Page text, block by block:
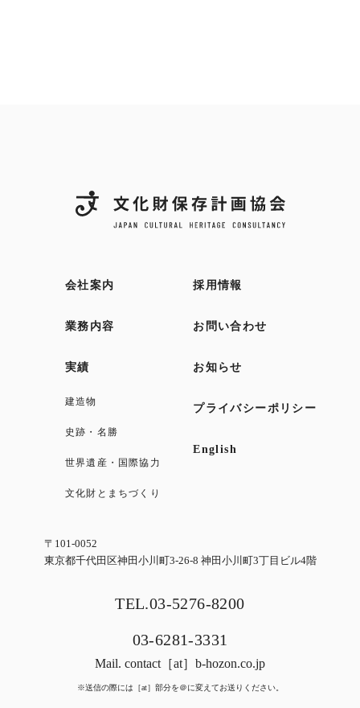
会社案内
業務内容
実績
建造物
史跡・名勝
世界遺産・国際協力
文化財とまちづくり
採用情報
お問い合わせ
お知らせ
プライバシーポリシー
English
〒101-0052
東京都千代田区神田小川町3-26-8 神田小川町3丁目ビル4階
TEL.03-5276-8200
03-6281-3331
Mail. contact［at］b-hozon.co.jp
※送信の際には［at］部分を＠に変えてお送りください。